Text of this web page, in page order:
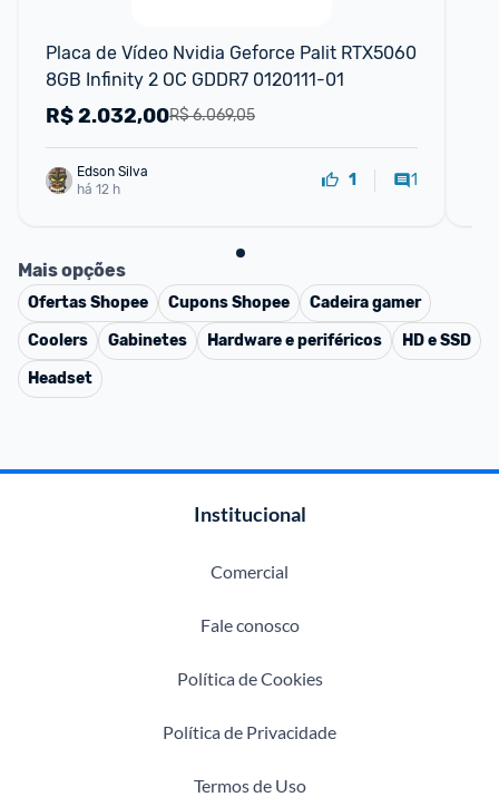
Placa de Vídeo Nvidia Geforce Palit RTX5060
8GB Infinity 2 OC GDDR7 0120111-01
R$ 6.069,05
R$2.032,00
Edson Silva
há 12 h
1 1
Mais opções
OfertasShopee CuponsShopee
Cadeira gamer
Coolers
Gabinetes Hardware e periféricos
HD e SSD
Headset
Institucional
Comercial
Fale conosco
Política de Cookies
Política de Privacidade
Termos de Uso